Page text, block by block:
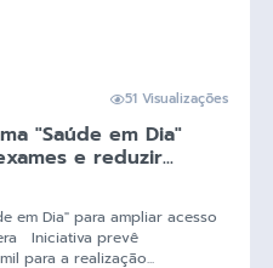
51 Visualizações
"Saúde em Dia"
e reduzir...
em Dia" para ampliar acesso
Iniciativa prevê
para a realização...